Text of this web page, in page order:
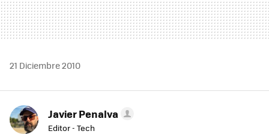
21 Diciembre 2010
Javier Penalva
Editor - Tech